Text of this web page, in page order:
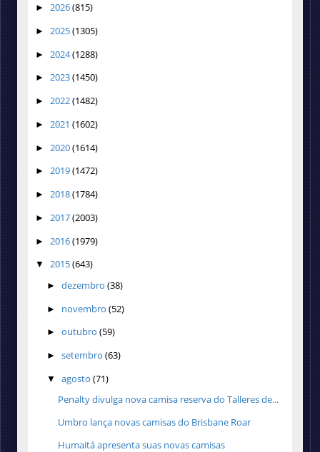
► 2026(815)
► 2025(1305)
► 2024(1288)
► 2023(1450)
► 2022(1482)
► 2021 (1602)
► 2020(1614)
► 2019(1472)
► 2018(1784)
► 2017(2003)
► 2016(1979)
▼ 2015(643)
► dezembro (38)
► novembro (52)
► outubro (59)
► setembro (63)
▼ agosto (71)
Penalty divulga nova camisa reserva do Talleres de...
Umbro lança novas camisas do Brisbane Roar
Humaitá apresenta suas novas camisas